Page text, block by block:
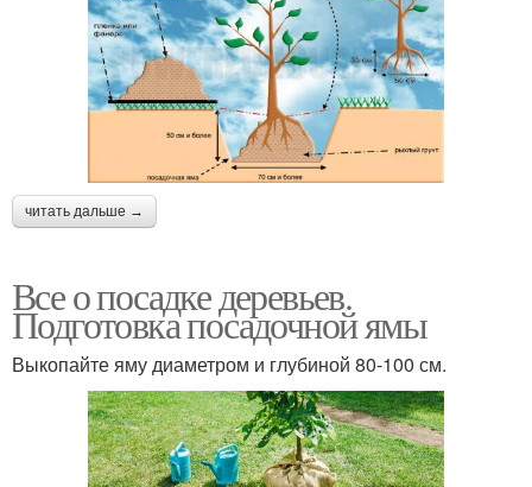
читать дальше →
Все о посадке деревьев.
Подготовка посадочной ямы
Выкопайте яму диаметром и глубиной 80-100 см.